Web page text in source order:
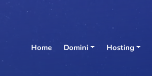
Home Domini Hosting